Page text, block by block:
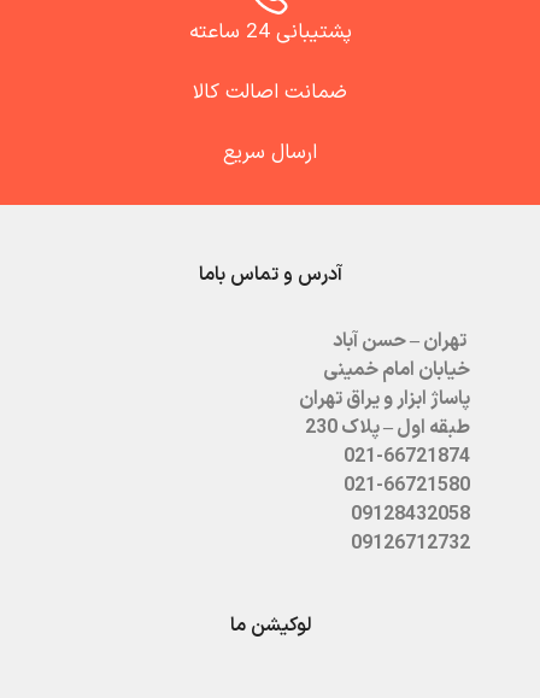
پشتیبانی 24 ساعته
ضمانت اصالت کالا
ارسال سریع
آدرس و تماس باما
تهران – حسن آباد
خیابان امام خمینی
پاساژ ابزار و یراق تهران
طبقه اول – پلاک 230
021-66721874
021-66721580
09128432058
09126712732
لوکیشن ما